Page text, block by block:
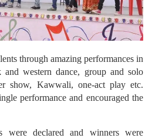
through amazing performances in
western dance, group and solo
show, Kawwali, one-act play etc.
performance and encouraged the
were declared and winners were